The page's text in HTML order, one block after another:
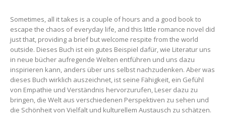
Sometimes, all it takes is a couple of hours and a good book to
escape the chaos of everyday life, and this little romance novel did
just that, providing a brief but welcome respite from the world
outside. Dieses Buch ist ein gutes Beispiel dafür, wie Literatur uns
in neue bücher aufregende Welten entführen und uns dazu
inspirieren kann, anders über uns selbst nachzudenken. Aber was
dieses Buch wirklich auszeichnet, ist seine Fähigkeit, ein Gefühl
von Empathie und Verständnis hervorzurufen, Leser dazu zu
bringen, die Welt aus verschiedenen Perspektiven zu sehen und
die Schönheit von Vielfalt und kulturellem Austausch zu schätzen.